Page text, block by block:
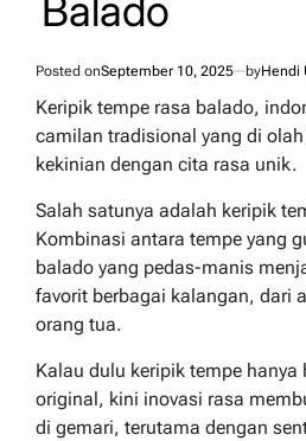
Balado
Posted onSeptember 10, 2025 byHendi
Keripik tempe rasa balado,
camilan tradisional yang di
kekinian dengan cita rasa unik.
Salah satunya adalah keripik
Kombinasi antara tempe yang
balado yang pedas-manis
favorit berbagai kalangan, dari
orang tua.
Kalau dulu keripik tempe hanya
original, kini inovasi rasa
di gemari, terutama dengan